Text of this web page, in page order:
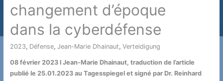
changement d’époque
dans la cyberdéfense
2023, Défense, Jean-Marie Dhainaut, Verteidigung
08 février 2023 l Jean-Marie Dhainaut, traduction de l’article
publié le 25.01.2023 au Tagesspiegel et signé par Dr. Reinhard